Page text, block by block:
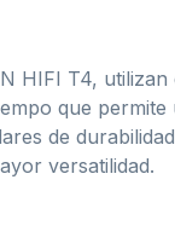
HIFI T4, utilizan
que permite
de
versatilidad.